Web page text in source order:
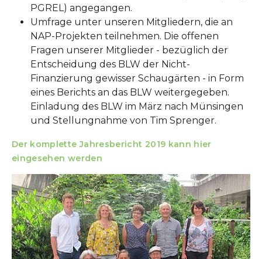
PGREL) angegangen.
Umfrage unter unseren Mitgliedern, die an
NAP-Projekten teilnehmen. Die offenen
Fragen unserer Mitglieder - bezüglich der
Entscheidung des BLW der Nicht-
Finanzierung gewisser Schaugärten - in Form
eines Berichts an das BLW weitergegeben.
Einladung des BLW im März nach Münsingen
und Stellungnahme von Tim Sprenger.
Der komplette Jahresbericht 2019 kann hier
eingesehen werden
Show larger version